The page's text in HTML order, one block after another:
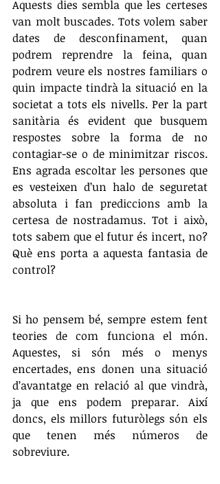
Aquests dies sembla que les certeses
van molt buscades. Tots volem saber
dates de desconfinament, quan
podrem reprendre la feina, quan
podrem veure els nostres familiars o
quin impacte tindrà la situació en la
societat a tots els nivells. Per la part
sanitària és evident que busquem
respostes sobre la forma de no
contagiar-se o de minimitzar riscos.
Ens agrada escoltar les persones que
es vesteixen d’un halo de seguretat
absoluta i fan prediccions amb la
certesa de nostradamus. Tot i això,
tots sabem que el futur és incert, no?
Què ens porta a aquesta fantasia de
control?
Si ho pensem bé, sempre estem fent
teories de com funciona el món.
Aquestes, si són més o menys
encertades, ens donen una situació
d’avantatge en relació al que vindrà,
ja que ens podem preparar. Així
doncs, els millors futuròlegs són els
que tenen més números de
sobreviure.